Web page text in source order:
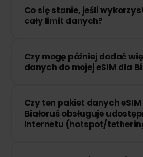
Co się stanie, jeśli
cały limit danych?
połączenie zostanie przerwane.
łatwo doładować swoją eSIM
Czy mogę później dodać
danych do mojej eSIM dla
dowolnym momencie bez
ponownej instalacji eSIM.
zalogować się na swoje konto i
Czy ten pakiet danych
Białoruś obsługuje
Internetu (hotspot/